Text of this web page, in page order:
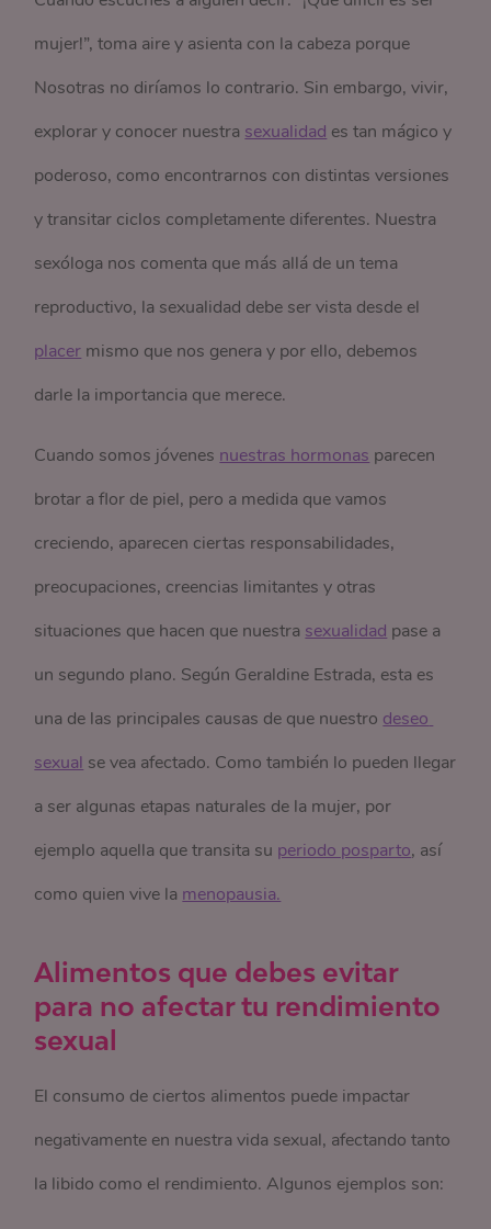
mujer!”, toma aire y asienta con la cabeza porque
Nosotras no diríamos lo contrario. Sin embargo, vivir,
explorar y conocer nuestra sexualidad es tan mágico y
poderoso, como encontrarnos con distintas versiones
y transitar ciclos completamente diferentes. Nuestra
sexóloga nos comenta que más allá de un tema
reproductivo, la sexualidad debe ser vista desde el
placer mismo que nos genera y por ello, debemos
darle la importancia que merece.
Cuando somos jóvenes nuestras hormonas parecen
brotar a flor de piel, pero a medida que vamos
creciendo, aparecen ciertas responsabilidades,
preocupaciones, creencias limitantes y otras
situaciones que hacen que nuestra sexualidad pase a
un segundo plano. Según Geraldine Estrada, esta es
una de las principales causas de que nuestro deseo
sexual se vea afectado. Como también lo pueden llegar
a ser algunas etapas naturales de la mujer, por
ejemplo aquella que transita su periodo posparto, así
como quien vive la menopausia.
Alimentos que debes evitar
para no afectar tu rendimiento
sexual
El consumo de ciertos alimentos puede impactar
negativamente en nuestra vida sexual, afectando tanto
la libido como el rendimiento. Algunos ejemplos son: